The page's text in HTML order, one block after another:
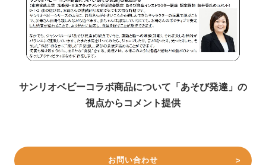
サンリオベビーコラボ商品について「あそび発達」の
視点からコメント提供
お問い合わせ